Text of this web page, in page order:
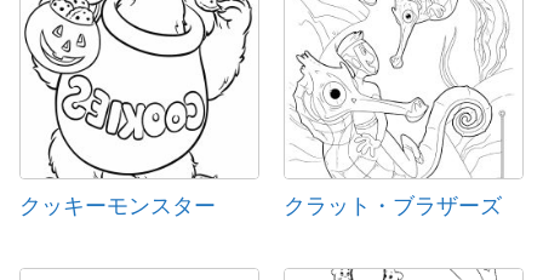
クッキーモンスター クラット・ブラザーズ